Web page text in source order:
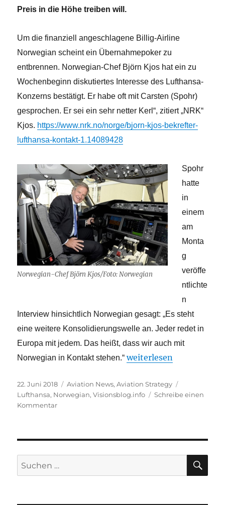
Preis in die Höhe treiben will.
Um die finanziell angeschlagene Billig-Airline
Norwegian scheint ein Übernahmepoker zu
entbrennen. Norwegian-Chef Björn Kjos hat ein zu
Wochenbeginn diskutiertes Interesse des Lufthansa-
Konzerns bestätigt. Er habe oft mit Carsten (Spohr)
gesprochen. Er sei ein sehr netter Kerl“, zitiert „NRK“
Kjos. https://www.nrk.no/norge/bjorn-kjos-bekrefter-
lufthansa-kontakt-1.14089428
Norwegian-Chef Björn Kjos/Foto: Norwegian
Spohr
hatte
in
einem
am
Monta
g
veröffe
ntlichte
n
Interview hinsichtlich Norwegian gesagt: „Es steht
eine weitere Konsolidierungswelle an. Jeder redet in
Europa mit jedem. Das heißt, dass wir auch mit
Norwegian in Kontakt stehen.“ „Wer übernimmt
weiterlesen
Veröffentlicht
am
22. Juni 2018 Kategorien
Aviation News,Aviation Strategy
Lufthansa, Norwegian,Visionsblog.info
Schreibe einen
Kommentarzu
Suche
nach: